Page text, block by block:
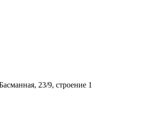
23/9, строение 1